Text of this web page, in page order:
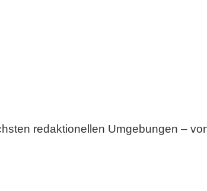
redaktionellen Umgebungen –